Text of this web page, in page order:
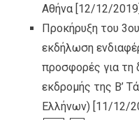
Αθήνα [12/12/2019]
Προκήρυξη του
εκδήλωση
προσφορές για τη
εκδρομής της Β’
Ελλήνων) [11/12/